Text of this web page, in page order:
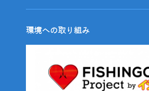
環境への取り組み